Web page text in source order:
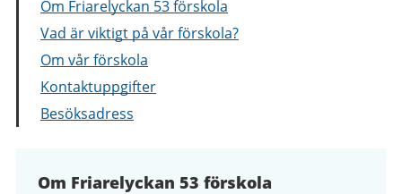
Om Friarelyckan 53 förskola
Vad är viktigt på vår förskola?
Om vår förskola
Kontaktuppgifter
Besöksadress
Om Friarelyckan 53 förskola